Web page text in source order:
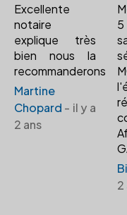
Excellente
notaire
explique très
bien nous la
recommanderons
Martine
Chopard - il y a
2 ans
2